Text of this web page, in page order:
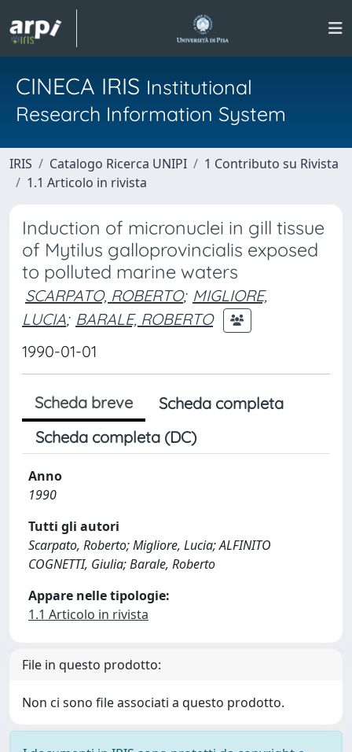
CINECA IRIS Institutional
Research Information System
IRIS Catalogo Ricerca UNIPI
1 Contributo su Rivista
1.1 Articolo in rivista
Induction of micronuclei in gill tissue
of Mytilus galloprovincialis exposed
to polluted marine waters
SCARPATO, ROBERTO; MIGLIORE,
LUCIA; BARALE, ROBERTO
1990-01-01
Scheda breve
Scheda completa
Scheda completa (DC)
Anno
1990
Tutti gli autori
Scarpato, Roberto; Migliore, Lucia; ALFINITO
COGNETTI, Giulia; Barale, Roberto
Appare nelle tipologie:
1.1 Articolo in rivista
File in questo prodotto:
Non ci sono file associati a questo prodotto.